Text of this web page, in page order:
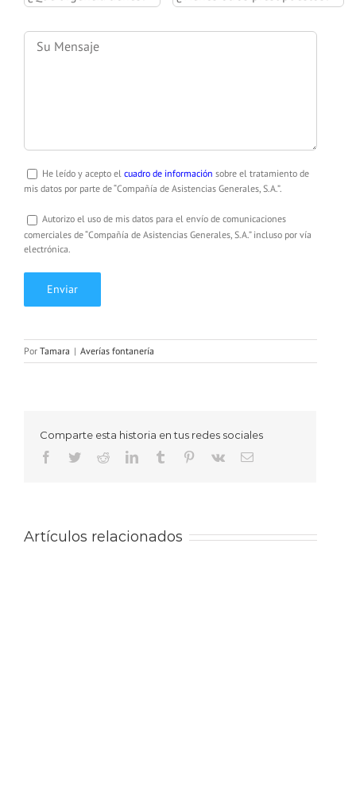
He leído y acepto el cuadro de información sobre el tratamiento de
mis datos por parte de “Compañía de Asistencias Generales, S.A.”.
Autorizo el uso de mis datos para el envío de comunicaciones
comerciales de “Compañía de Asistencias Generales, S.A.” incluso por vía
electrónica.
Por Tamara | Averías fontanería
Comparte esta historia en tus redes sociales
Facebook
TwitterRedditLinkedInTumblr Pinterest
Vk
Correo
Artículos relacionados